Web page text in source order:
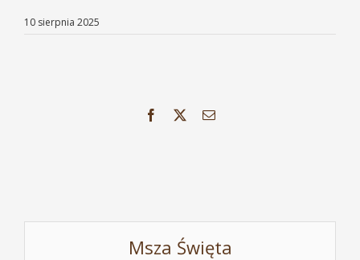
10 sierpnia 2025
Facebook Email
Msza Święta